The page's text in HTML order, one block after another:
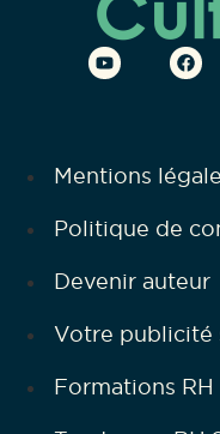
Mentions
Politique de
Devenir auteur
Votre publicité
Formations RH